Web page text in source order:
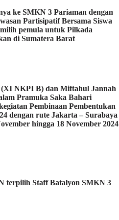
ke SMKN 3 Pariaman dengan
Partisipatif Bersama Siswa
pemula untuk Pilkada
di Sumatera Barat
NKPI B) dan Miftahul Jannah
Pramuka Saka Bahari
Pembinaan Pembentukan
dengan rute Jakarta – Surabaya
hingga 18 November 2024
terpilih Staff Batalyon SMKN 3